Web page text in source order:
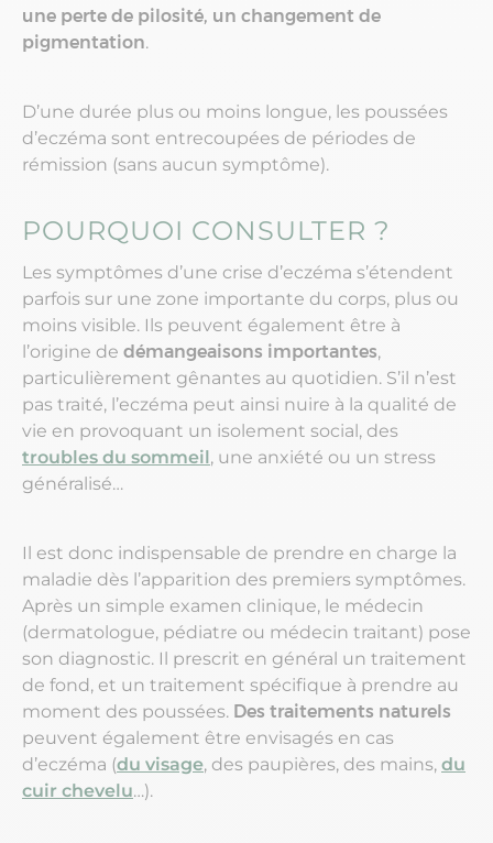
une perte de pilosité, un changement de
pigmentation.
D’une durée plus ou moins longue, les poussées
d’eczéma sont entrecoupées de périodes de
rémission (sans aucun symptôme).
POURQUOI CONSULTER ?
Les symptômes d’une crise d’eczéma s’étendent
parfois sur une zone importante du corps, plus ou
moins visible. Ils peuvent également être à
l’origine de démangeaisons importantes,
particulièrement gênantes au quotidien. S’il n’est
pas traité, l’eczéma peut ainsi nuire à la qualité de
vie en provoquant un isolement social, des
troubles du sommeil , une anxiété ou un stress
généralisé…
Il est donc indispensable de prendre en charge la
maladie dès l’apparition des premiers symptômes.
Après un simple examen clinique, le médecin
(dermatologue, pédiatre ou médecin traitant) pose
son diagnostic. Il prescrit en général un traitement
de fond, et un traitement spécifique à prendre au
moment des poussées. Des traitements naturels
peuvent également être envisagés en cas
d’eczéma (du visage, des paupières, des mains, du
cuir chevelu…).